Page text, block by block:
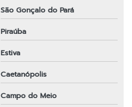
São Gonçalo do Pará
Piraúba
Estiva
Caetanópolis
Campo do Meio